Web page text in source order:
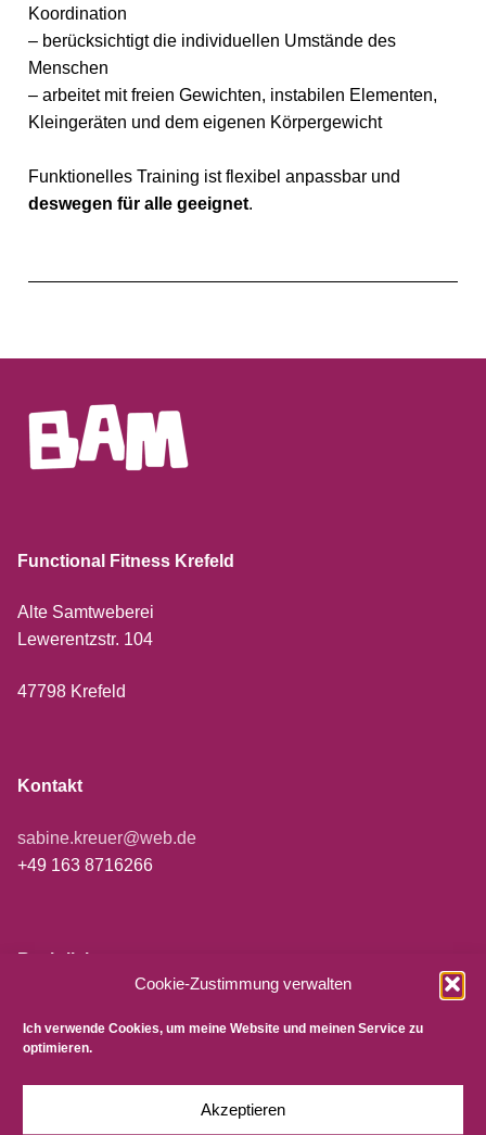
Cookie-Zustimmung verwalten
Ich verwende Cookies, um meine Website und meinen Service zu
optimieren.
Akzeptieren
Koordination
– berücksichtigt die individuellen Umstände des
Menschen
– arbeitet mit freien Gewichten, instabilen Elementen,
Kleingeräten und dem eigenen Körpergewicht
Funktionelles Training ist flexibel anpassbar und
deswegen für alle geeignet.
Functional Fitness Krefeld
Alte Samtweberei
Lewerentzstr. 104
47798 Krefeld
Kontakt
sabine.kreuer@web.de
+49 163 8716266
Rechtliches
Datenschutzerklärung